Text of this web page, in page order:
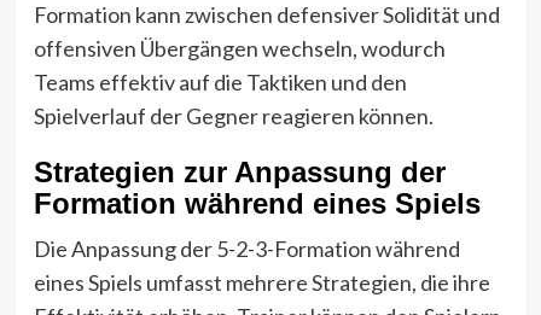
Formation kann zwischen defensiver Solidität und
offensiven Übergängen wechseln, wodurch
Teams effektiv auf die Taktiken und den
Spielverlauf der Gegner reagieren können.
Strategien zur Anpassung der
Formation während eines Spiels
Die Anpassung der 5-2-3-Formation während
eines Spiels umfasst mehrere Strategien, die ihre